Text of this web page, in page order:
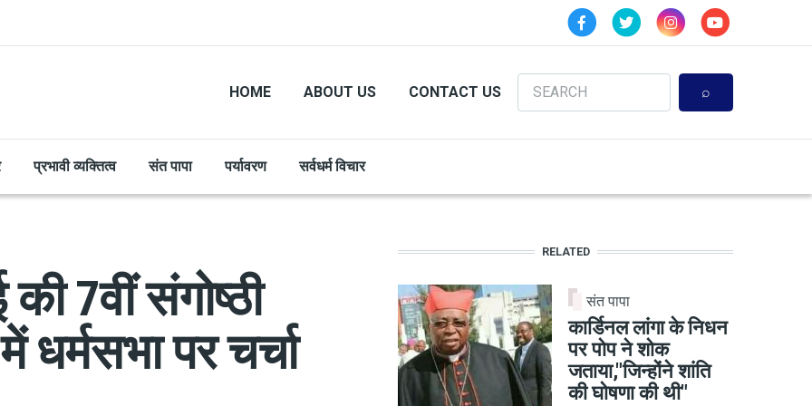
HOME ABOUT US CONTACT US
Search
प्रभावी व्यक्तित्व संत पापा पर्यावरण सर्वधर्म विचार
7वीं संगोष्ठी
पर चर्चा
RELATED
संत पापा
कार्डिनल लांगा के निधन
पर पोप ने शोक
जताया,"जिन्होंने शांति
की घोषणा की थी"